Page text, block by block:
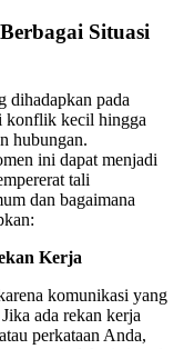
Situasi
dihadapkan pada
konflik kecil hingga
hubungan.
ini dapat menjadi
tali
dan bagaimana
Kerja
komunikasi yang
ada rekan kerja
perkataan Anda,